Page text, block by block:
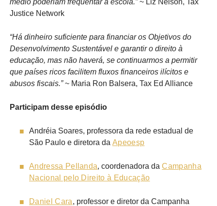
Justice Network
“Há dinheiro suficiente para financiar os Objetivos do
Desenvolvimento Sustentável e garantir o direito à
educação, mas não haverá, se continuarmos a permitir
que países ricos facilitem fluxos financeiros ilícitos e
abusos fiscais.”~ Maria Ron Balsera, Tax Ed Alliance
Participam desse episódio
Andréia Soares, professora da rede estadual de
São Paulo e diretora da Apeoesp
Andressa Pellanda, coordenadora daCampanha
Nacional pelo Direito à Educação
Daniel Cara, professor e diretor da Campanha